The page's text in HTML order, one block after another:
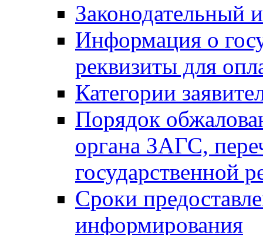
Законодательный
Информация о
реквизиты для
Категории
Порядок
органа ЗАГС,
государственной
Сроки
информирования